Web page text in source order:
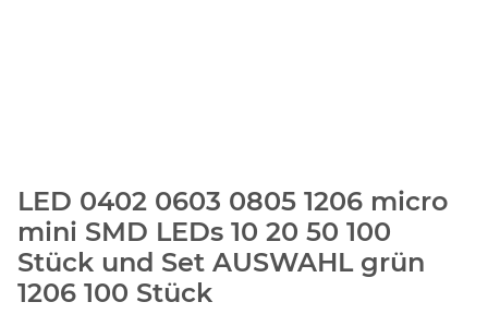
LED 0402 0603 0805 1206 micro
mini SMD LEDs 10 20 50 100
Stück und Set AUSWAHL grün
1206 100 Stück